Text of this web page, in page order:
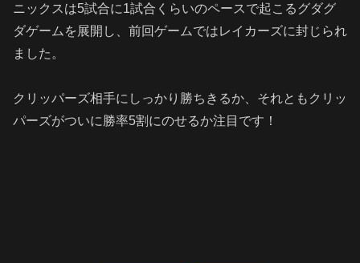
ニックスは5試合に1試合くらいのペースで起こるグダグ
ダゲームを展開し、前回ゲームではレイカーズに封じられ
ました。
クリッパーズ相手にしっかり勝ちきるか、それともクリッ
パーズがついに勝率5割にのせるか注目です！